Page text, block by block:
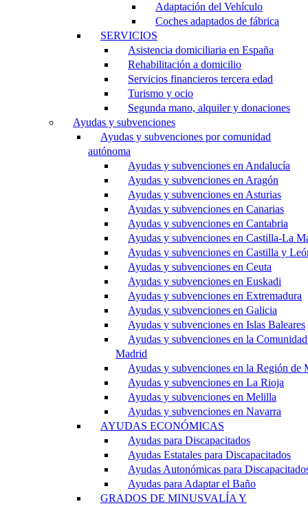
Adaptación del Vehículo
Coches adaptados de fábrica
SERVICIOS
Asistencia domiciliaria en España
Rehabilitación a domicilio
Servicios financieros tercera edad
Turismo y ocio
Segunda mano, alquiler y donaciones
Ayudas y subvenciones
Ayudas y subvenciones por comunidad
autónoma
Ayudas y subvenciones en Andalucía
Ayudas y subvenciones en Aragón
Ayudas y subvenciones en Asturias
Ayudas y subvenciones en Canarias
Ayudas y subvenciones en Cantabria
Ayudas y subvenciones en Castilla-La
Ayudas y subvenciones en Castilla y
Ayudas y subvenciones en Ceuta
Ayudas y subvenciones en Euskadi
Ayudas y subvenciones en Extremadura
Ayudas y subvenciones en Galicia
Ayudas y subvenciones en Islas Baleares
Ayudas y subvenciones en la
Madrid
Ayudas y subvenciones en la Región de
Ayudas y subvenciones en La Rioja
Ayudas y subvenciones en Melilla
Ayudas y subvenciones en Navarra
AYUDAS ECONÓMICAS
Ayudas para Discapacitados
Ayudas Estatales para Discapacitados
Ayudas Autonómicas para
Ayudas para Adaptar el Baño
GRADOS DE MINUSVALÍA Y